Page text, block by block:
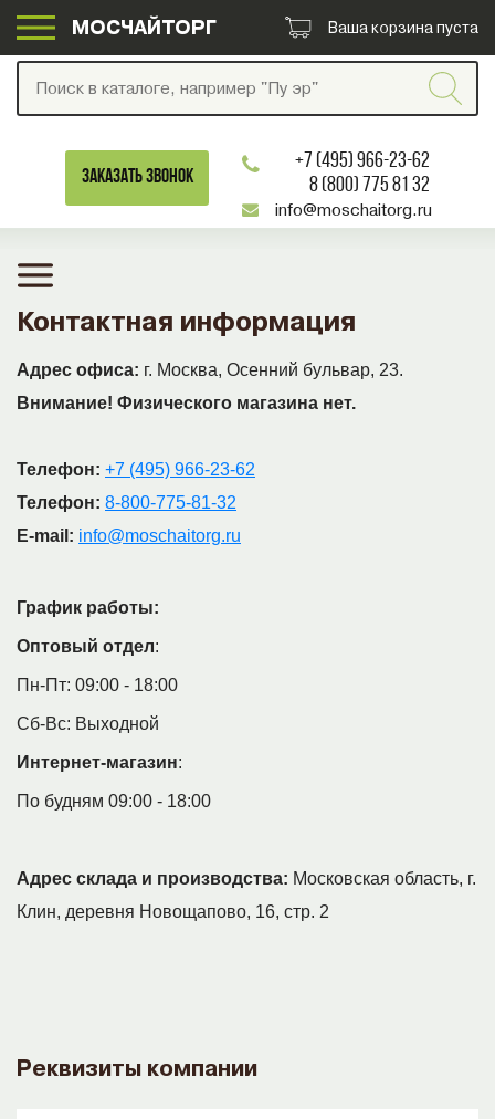
МОСЧАЙТОРГ Ваша корзина пуста
ЗАКАЗАТЬ ЗВОНОК
+7 (495) 966-23-62
8 (800) 775 81 32
info@moschaitorg.ru
Контактная информация
Адрес офиса: г. Москва, Осенний бульвар, 23.
Внимание! Физического магазина нет.
Телефон: +7 (495) 966-23-62
Телефон: 8-800-775-81-32
E-mail: info@moschaitorg.ru
График работы:
Оптовый отдел:
Пн-Пт: 09:00 - 18:00
Сб-Вс: Выходной
Интернет-магазин:
По будням 09:00 - 18:00
Адрес склада и производства: Московская область, г.
Клин, деревня Новощапово, 16, стр. 2
Реквизиты компании